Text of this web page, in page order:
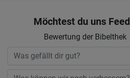
Möchtest du uns
Bewertung der Bibelthek